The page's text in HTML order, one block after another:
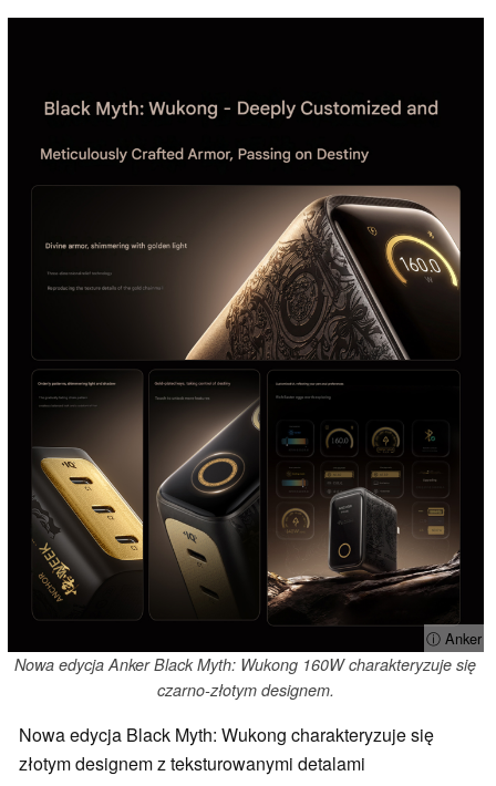
ⓘ Anker
Nowa edycja Anker Black Myth: Wukong 160W charakteryzuje się
czarno-złotym designem.
Nowa edycja Black Myth: Wukong charakteryzuje się
złotym designem z teksturowanymi detalami